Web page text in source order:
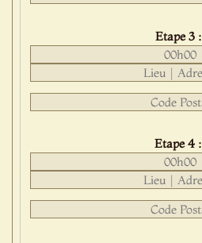
Etape 3 :
Etape 4 :